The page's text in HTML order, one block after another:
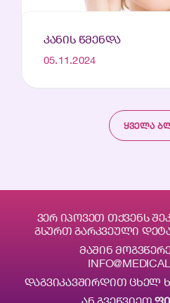
ᲙᲐᲜᲘᲡ ᲬᲛᲔᲜᲓᲐ
05.11.2024
ᲧᲕᲔᲚᲐ
ᲕᲔᲠ ᲘᲞᲝᲕᲔᲗ ᲗᲥᲕᲔᲜᲡ
ᲒᲡᲣᲠᲗ ᲒᲐᲠᲙᲕᲔᲣᲚᲘ
ᲛᲐᲨᲘᲜ
ᲓᲐᲒᲕᲘᲙᲐᲕᲨᲘᲠᲓᲘᲗ ᲪᲮᲔᲚ